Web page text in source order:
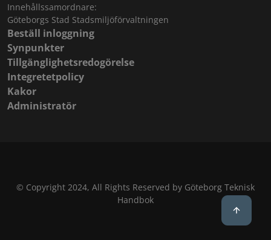
Innehållssamordnare:
Göteborgs Stad Stadsmiljöförvaltningen
Beställ inloggning
Synpunkter
Tillgänglighetsredogörelse
Integretetpolicy
Kakor
Administratör
© Copyright 2024, All Rights Reserved by Göteborg Teknisk
Handbok
Back to